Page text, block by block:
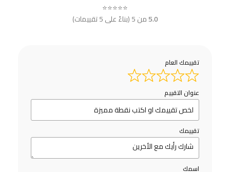
⭐⭐⭐⭐⭐
5.0من 5 (بناءً على 5 تقييمات)
تقييمك العام
عنوان التقييم
تقييمك
اسمك